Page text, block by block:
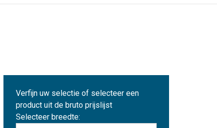
Verfijn uw selectie of selecteer een
product uit de bruto prijslijst
Selecteer breedte: